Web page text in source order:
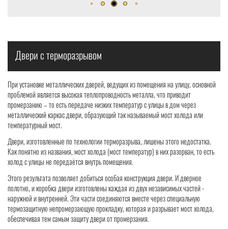
Двери с терморазрывом
При установке металлических дверей, ведущих из помещения на улицу, основной
проблемой является высокая теплопроводность металла, что приводит
промерзанию – то есть передаче низких температур с улицы в дом через
металлический каркас двери, образующий так называемый мост холода или
температурный мост.
Двери, изготовленные по технологии терморазрыва, лишены этого недостатка.
Как понятно из названия, мост холода (мост температур) в них разорван, то есть
холод с улицы не передаётся внутрь помещения.
Этого результата позволяет добиться особая конструкция двери. И дверное
полотно, и коробка двери изготовлены каждая из двух независимых частей -
наружной и внутренней. Эти части соединяются вместе через специальную
термозащитную непромерзающую прокладку, которая и разрывает мост холода,
обеспечивая тем самым защиту двери от промерзания.